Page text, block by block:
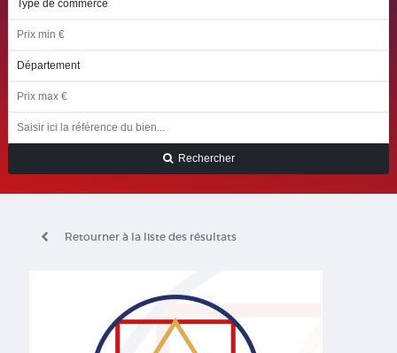
Rechercher
Retourner à la liste des résultats